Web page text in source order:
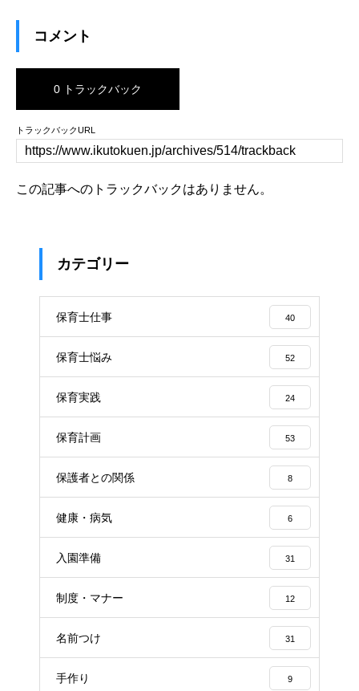
コメント
0 トラックバック
トラックバックURL
この記事へのトラックバックはありません。
カテゴリー
保育士仕事 40
保育士悩み 52
保育実践 24
保育計画 53
保護者との関係 8
健康・病気 6
入園準備 31
制度・マナー 12
名前つけ 31
手作り 9